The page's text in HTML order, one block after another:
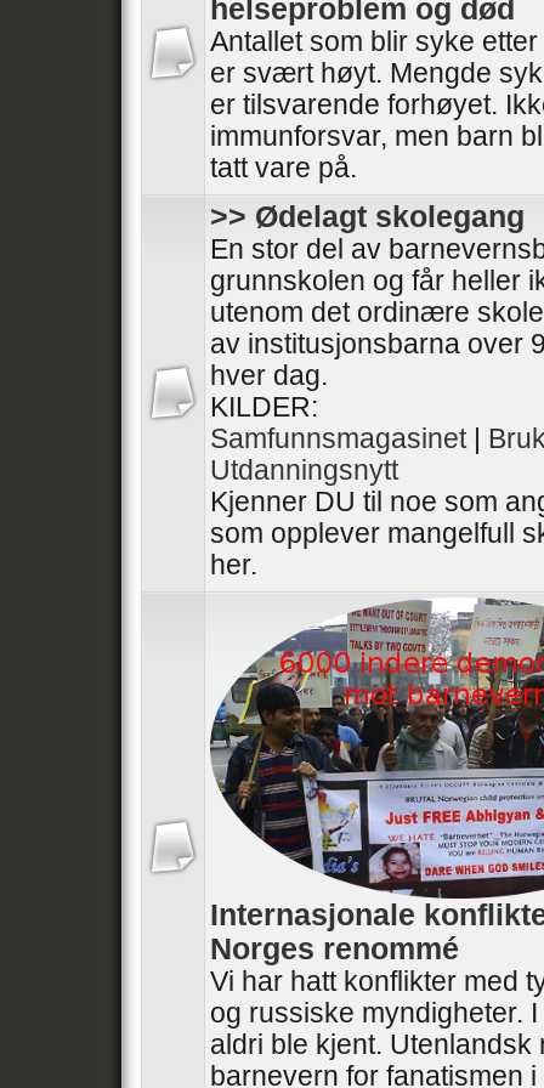
helseproblem og død
Antallet som blir syke
er svært høyt. Mengde
er tilsvarende forhøyet.
immunforsvar, men barn
tatt vare på.
>> Ødelagt skolegang
En stor del av
grunnskolen og får heller
utenom det ordinære
av institusjonsbarna over
hver dag.
KILDER:
Samfunnsmagasinet|
Utdanningsnytt
Kjenner DU til noe som
som opplever mangelfull
her.
Internasjonale
Norges renommé
Vi har hatt konflikter med
og russiske myndigheter.
aldri ble kjent.
barnevern for fanatismen